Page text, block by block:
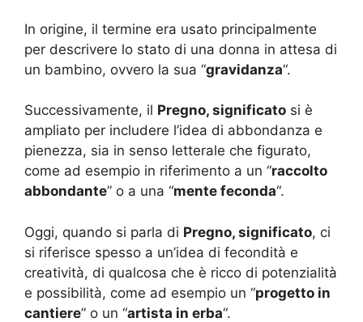
In origine, il termine era usato principalmente
per descrivere lo stato di una donna in attesa di
un bambino, ovvero la sua “gravidanza“.
Successivamente, il Pregno, significato si è
ampliato per includere l’idea di abbondanza e
pienezza, sia in senso letterale che figurato,
come ad esempio in riferimento a un “raccolto
abbondante” o a una “mente feconda“.
Oggi, quando si parla di Pregno, significato, ci
si riferisce spesso a un’idea di fecondità e
creatività, di qualcosa che è ricco di potenzialità
e possibilità, come ad esempio un “progetto in
cantiere” o un “artista in erba“.